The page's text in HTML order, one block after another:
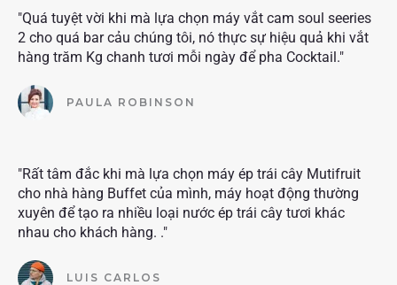
"Quá tuyệt vời khi mà lựa chọn máy vắt cam soul seeries
2 cho quá bar cảu chúng tôi, nó thực sự hiệu quả khi vắt
hàng trăm Kg chanh tươi mỗi ngày để pha Cocktail."
PAULA ROBINSON
"Rất tâm đắc khi mà lựa chọn máy ép trái cây Mutifruit
cho nhà hàng Buffet của mình, máy hoạt động thường
xuyên để tạo ra nhiều loại nước ép trái cây tươi khác
nhau cho khách hàng. ."
LUIS CARLOS